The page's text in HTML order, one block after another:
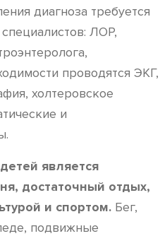
диагноза требуется
ЛОР,
проводятся ЭКГ,
холтеровское
и
является
достаточный отдых,
и спортом. Бег,
подвижные